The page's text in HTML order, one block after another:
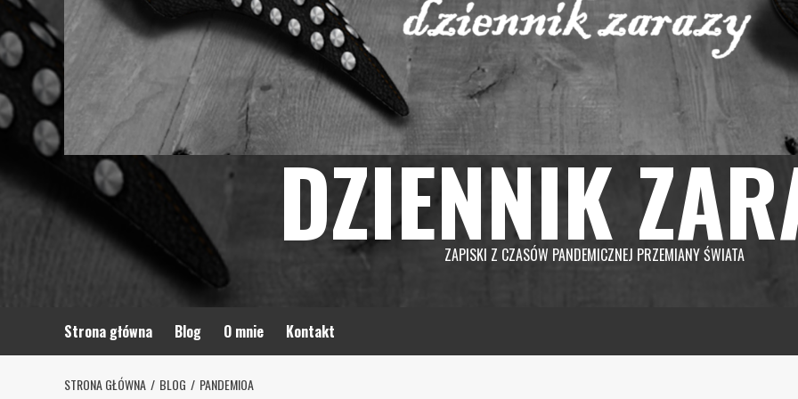
DZIENNIK
ZAPISKI Z CZASÓW PANDEMICZNEJ PRZEMIANY ŚWIATA
Strona główna Blog O mnie Kontakt
STRONA GŁÓWNA BLOG PANDEMIOA